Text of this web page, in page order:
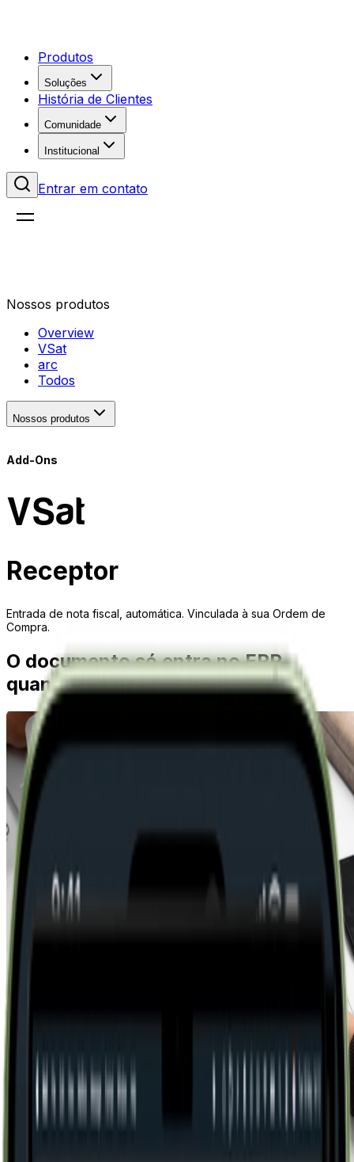
Produtos
Soluções
História de Clientes
Comunidade
Institucional
Entrar em contato
Nossos produtos
Overview
VSat
arc
Todos
Nossos produtos
Add-Ons
VSat
Receptor
Entrada de nota fiscal, automática. Vinculada à sua Ordem de
Compra.
O documento só entra no ERP
quando a operação aprova.